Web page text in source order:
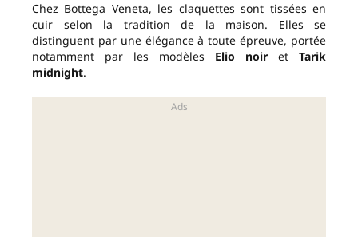
Chez Bottega Veneta, les claquettes sont tissées en
cuir selon la tradition de la maison. Elles se
distinguent par une élégance à toute épreuve, portée
notamment par les modèles Elio noir et Tarik
midnight.